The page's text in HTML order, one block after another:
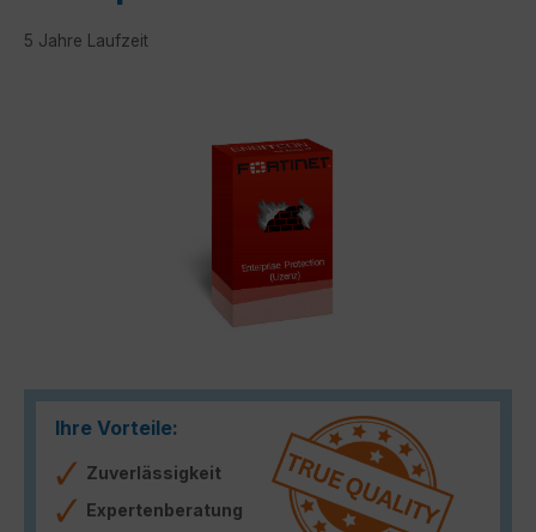
5 Jahre Laufzeit
Ihre Vorteile:
Zuverlässigkeit
Expertenberatung